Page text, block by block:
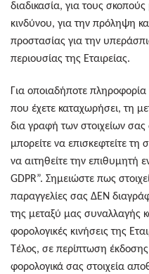
διαδικασία, για τους
κινδύνου, για την πρόληψη
προστασίας για την
περιουσίας της Εταιρείας.
Για οποιαδήποτε πληροφορία
που έχετε καταχωρήσει, τη
δια γραφή των στοιχείων
μπορείτε να επισκεφτείτε
να αιτηθείτε την επιθυμητή
GDPR”. Σημειώστε πως
παραγγελίες σας ΔΕΝ
της μεταξύ μας συναλλαγής
φορολογικές κινήσεις της
Τέλος, σε περίπτωση έκδοσης
φορολογικά σας στοιχεία